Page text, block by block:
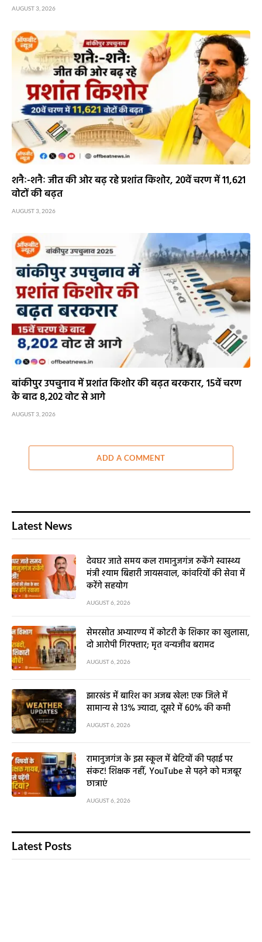
AUGUST 3, 2026
शनैः-शनैः जीत की ओर बढ़ रहे प्रशांत किशोर, 20वें चरण में 11,621
वोटों की बढ़त
AUGUST 3, 2026
बांकीपुर उपचुनाव में प्रशांत किशोर की बढ़त बरकरार, 15वें चरण
के बाद 8,202 वोट से आगे
AUGUST 3, 2026
ADD A COMMENT
Latest News
देवघर जाते समय कल रामानुजगंज रुकेंगे स्वास्थ्य
मंत्री श्याम बिहारी जायसवाल, कांवरियों की सेवा में
करेंगे सहयोग
AUGUST 6, 2026
सेमरसोत अभ्यारण्य में कोटरी के शिकार का खुलासा,
दो आरोपी गिरफ्तार; मृत वन्यजीव बरामद
AUGUST 6, 2026
झारखंड में बारिश का अजब खेल! एक जिले में
सामान्य से 13% ज्यादा, दूसरे में 60% की कमी
AUGUST 6, 2026
रामानुजगंज के इस स्कूल में बेटियों की पढ़ाई पर
संकट! शिक्षक नहीं, YouTube से पढ़ने को मजबूर
छात्राएं
AUGUST 6, 2026
Latest Posts